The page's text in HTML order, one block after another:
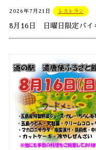
2026年7月21日 レストラン
8月16日 日曜日限定バイ